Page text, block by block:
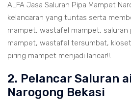
ALFA Jasa Saluran Pipa Mampet
kelancaran yang tuntas serta
mampet, wastafel mampet, saluran
mampet, wastafel tersumbat,
piring mampet menjadi lancar!!.
2. Pelancar Saluran
Narogong Bekasi